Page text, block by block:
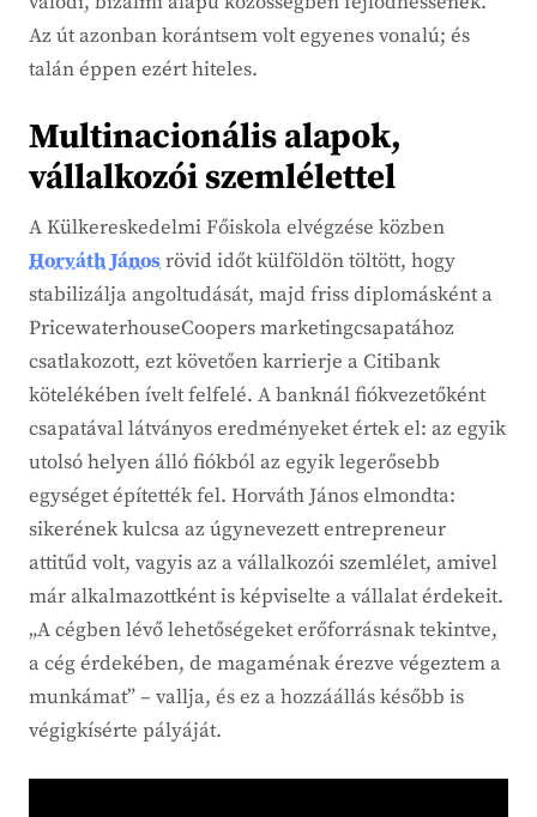
Az út azonban korántsem volt egyenes vonalú; és
talán éppen ezért hiteles.
Multinacionális alapok,
vállalkozói szemlélettel
A Külkereskedelmi Főiskola elvégzése közben
Horváth Jánosrövid időt külföldön töltött, hogy
stabilizálja angoltudását, majd friss diplomásként a
PricewaterhouseCoopers marketingcsapatához
csatlakozott, ezt követően karrierje a Citibank
kötelékében ívelt felfelé. A banknál fiókvezetőként
csapatával látványos eredményeket értek el: az egyik
utolsó helyen álló fiókból az egyik legerősebb
egységet építették fel. Horváth János elmondta:
sikerének kulcsa az úgynevezett entrepreneur
attitűd volt, vagyis az a vállalkozói szemlélet, amivel
már alkalmazottként is képviselte a vállalat érdekeit.
„A cégben lévő lehetőségeket erőforrásnak tekintve,
a cég érdekében, de magaménak érezve végeztem a
munkámat” – vallja, és ez a hozzáállás később is
végigkísérte pályáját.